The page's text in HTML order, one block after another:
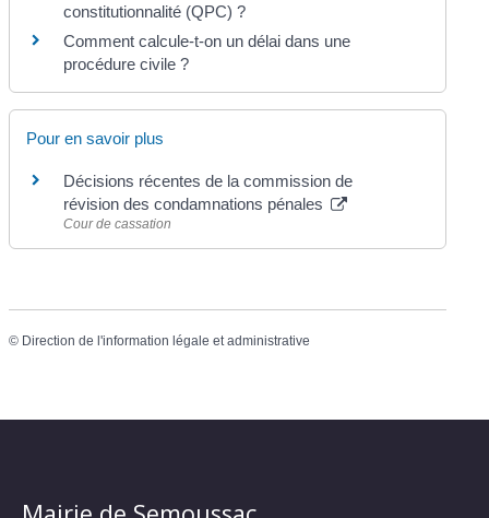
constitutionnalité (QPC) ?
Comment calcule-t-on un délai dans une
procédure civile ?
Pour en savoir plus
Décisions récentes de la commission de
révision des condamnations pénales
Cour de cassation
© Direction de l'information légale et administrative